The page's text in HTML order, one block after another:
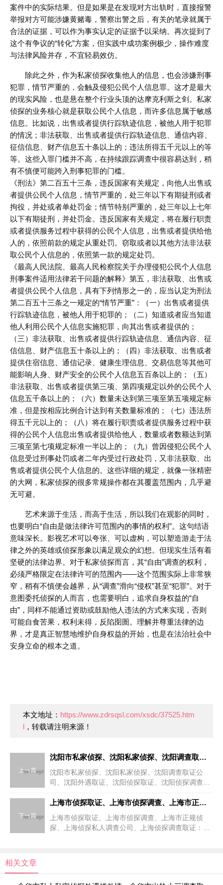
案件中的实际结果。但是如果是在发现对方出轨时，直接报警
举报对方可能涉嫌黄赌毒，警察出警之后，有关的笔录就属于
合法的证据，可以作为事实认定的证据予以采纳。再次提到了
这个有争议的“转化”方案，但实践中成功案例极少，操作难度
与法律风险并存，不宜轻易效仿。
除此之外，作为私家侦探收集他人的信息，也会涉嫌刑事
犯罪，情节严重的，会触及侵犯公民个人信息罪。这才是最大
的现实风险，也是悬在整个行业头顶的达摩克利斯之剑。私家
侦探的业务核心就是获取公民个人信息，而许多信息属于敏感
信息。比如说，出售或者提供行踪轨迹信息，被他人用于犯罪
的情况；非法获取、出售或者提供行踪轨迹信息、通信内容、
征信信息、财产信息五十条以上的；违法所得五千元以上的等
等。这些入罪门槛并不高，在持续跟踪调查中很容易达到，稍
有不慎便可能跨入刑事犯罪的门槛。
《刑法》第二百五十三条，违反国家有关规定，向他人出售或
者提供公民个人信息，情节严重的，处三年以下有期徒刑或者
拘役，并处或者单处罚金；情节特别严重的，处三年以上七年
以下有期徒刑，并处罚金。违反国家有关规定，将在履行职责
或者提供服务过程中获得的公民个人信息，出售或者提供给他
人的，依照前款的规定从重处罚。窃取或者以其他方法非法获
取公民个人信息的，依照第一款的规定处罚。
《最高人民法院、最高人民检察院关于办理侵犯公民个人信息
刑事案件适用法律若干问题的解释》第五，非法获取、出售或
者提供公民个人信息，具有下列情形之一的，应当认定为刑法
第二百五十三条之一规定的“情节严重”：（一）出售或者提供
行踪轨迹信息，被他人用于犯罪的；（二）知道或者应当知道
他人利用公民个人信息实施犯罪，向其出售或者提供的；
（三）非法获取、出售或者提供行踪轨迹信息、通信内容、征
信信息、财产信息五十条以上的；（四）非法获取、出售或者
提供住宿信息、通信记录、健康生理信息、交易信息等其他可
能影响人身、财产安全的公民个人信息五百条以上的；（五）
非法获取、出售或者提供第三项、第四项规定以外的公民个人
信息五千条以上的；（六）数量未达到第三项至第五项规定标
准，但是按相应比例合计达到有关数量标准的；（七）违法所
得五千元以上的；（八）将在履行职责或者提供服务过程中获
得的公民个人信息出售或者提供给他人，数量或者数额达到第
三项至第七项规定标准一半以上的；（九）曾因侵犯公民个人
信息受过刑事处罚或者二年内受过行政处罚，又非法获取、出
售或者提供公民个人信息的。这些详细的规定，就像一张精密
的大网，私家侦探的很多常规操作都在其覆盖范围内，几乎避
无可避。
艺术来源于生活，而高于生活，所以我们在观影的同时，
也要明白“自由是做法律许可范围内的事情的权利”。这句结语
意味深长。影视艺术可以夸张、可以虚构，可以塑造游走于法
律之外的英雄或侦探形象以满足观众的幻想。但现实生活有着
坚硬的法律边界。对于私家侦探而言，其“自由”调查的权利，
必须严格限定在法律许可的范围内——这个范围实际上非常狭
窄，稍有不慎便会越界，从“调查”滑向“侵权”甚至“犯罪”。对于
意图委托侦探的人而言，也需要明白，追求自身权益的“自
由”，同样不能通过资助或鼓励他人违法的方式来实现，否则
可能自食苦果，权利未得，反陷囹圄。理解并尊重法律的边
界，才是真正智慧地维护自身权益的开始，也是在法治社会中
安身立命的根本之道。
本文地址： https://www.zdrsqsl.com/xsdc/37525.htm
l ，转载请注明来源！
上一篇
沈阳市私家侦探、沈阳私家侦探、沈阳调查取证公司、沈阳外遇取证、沈阳侦探取证、沈阳侦探调查
沈阳市私家侦探、沈阳私家侦探、沈阳调查取证公
司、沈阳外遇取证、沈阳侦探取证、沈阳侦探调查：
调查不得侵犯他人的隐私权、名誉权等合法权益。这
下一篇
上海市侦探取证、上海市侦探调查、上海市正规侦探、上海侦探私人调查公司、上海侦探调查取证
上海市侦探取证、上海市侦探调查、上海市正规侦
探、上海侦探私人调查公司、上海侦探调查取证：国
相关文章